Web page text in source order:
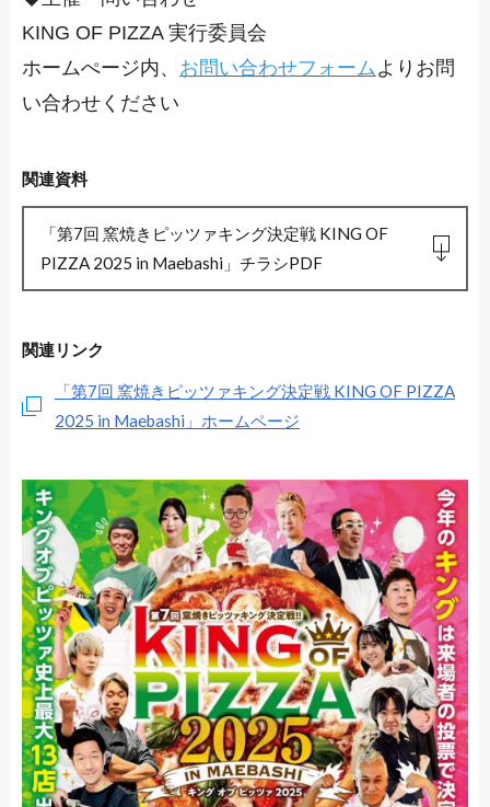
KING OF PIZZA 実行委員会
ホームぺージ内、 お問い合わせフォーム よりお問
い合わせください
関連資料
「第7回 窯焼きピッツァキング決定戦 KING OF
PIZZA 2025 in Maebashi」チラシPDF
関連リンク
「第7回 窯焼きピッツァキング決定戦 KING OF PIZZA
2025 in Maebashi」ホームページ